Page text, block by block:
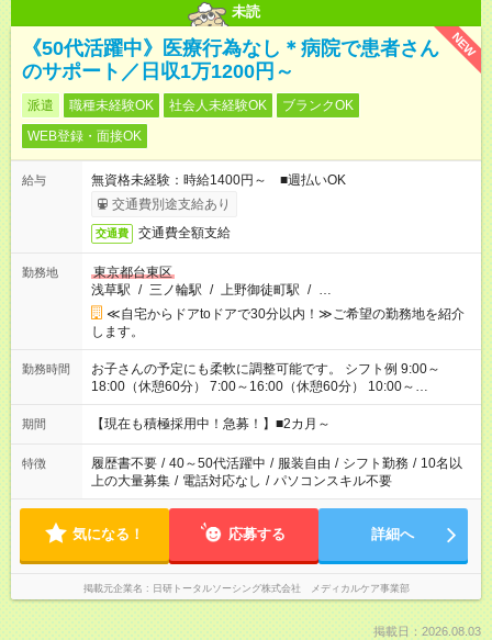
未読
NEW
《50代活躍中》医療行為なし＊病院で患者さん
のサポート／日収1万1200円～
派遣 職種未経験OK 社会人未経験OK
ブランクOK
WEB登録・面接OK
給与
無資格未経験：時給1400円～ ■週払いOK
交通費別途支給あり
交通費 交通費全額支給
勤務地
東京都台東区
浅草駅 / 三ノ輪駅 / 上野御徒町駅 / …
≪自宅からドアtoドアで30分以内！≫ご希望の勤務地を紹介
します。
勤務時間
お子さんの予定にも柔軟に調整可能です。 シフト例 9:00～
18:00（休憩60分） 7:00～16:00（休憩60分） 10:00～
19:00（休憩60分） ※Wワーク希望の方へ 今ご覧のお仕事で希
望する勤務時間と、もう1つのお仕事の勤務時間の合計が 週40
期間 【現在も積極採用中！急募！】■2カ月～
特徴 履歴書不要 / 40～50代活躍中 / 服装自由 / シフト勤務 / 10名以
上の大量募集 / 電話対応なし / パソコンスキル不要
気になる！ 応募する 詳細へ
掲載元企業名 日研トータルソーシング株式会社 メディカルケア事業部
掲載日：2026.08.03